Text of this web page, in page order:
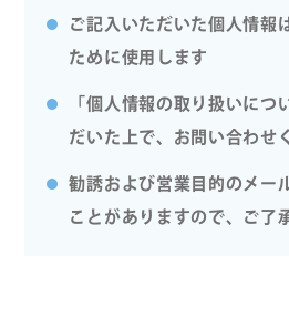
ご記入いただいた個人情報
ために使用します
「個人情報の取り扱いにつ
だいた上で、お問い合わせ
勧誘および営業目的のメー
ことがありますので、ご了